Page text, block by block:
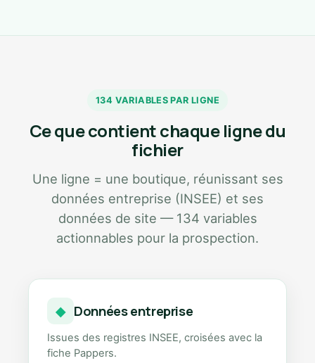
134 VARIABLES PAR LIGNE
Ce que contient chaque ligne du
fichier
Une ligne = une boutique, réunissant ses
données entreprise (INSEE) et ses
données de site — 134 variables
actionnables pour la prospection.
◆ Données entreprise
Issues des registres INSEE, croisées avec la
fiche Pappers.